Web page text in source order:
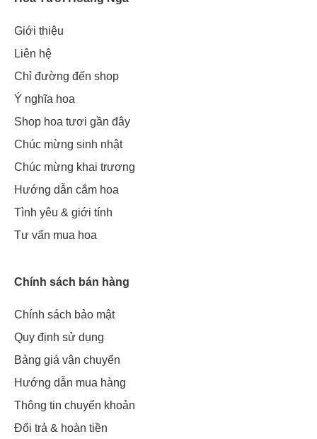
Giới thiệu
Liên hệ
Chỉ đường đến shop
Ý nghĩa hoa
Shop hoa tươi gần đây
Chúc mừng sinh nhật
Chúc mừng khai trương
Hướng dẫn cắm hoa
Tình yêu & giới tính
Tư vấn mua hoa
Chính sách bán hàng
Chính sách bảo mật
Quy định sử dụng
Bảng giá vận chuyển
Hướng dẫn mua hàng
Thông tin chuyển khoản
Đổi trả & hoàn tiền